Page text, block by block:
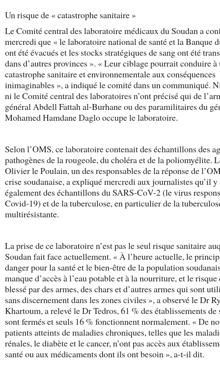
Un risque de « catastrophe sanitaire »
Le Comité central des laboratoire médicaux du Soudan a
mercredi que « le laboratoire national de santé et la Banque
ont été évacués et les stocks stratégiques de sang ont été
dans d’autres provinces ». « Leur ciblage pourrait conduire à
catastrophe sanitaire et environnementale aux conséquences
inimaginables », a indiqué le comité dans un communiqué.
ni le Comité central des laboratoires n’ont précisé qui de
général Abdell Fattah al-Burhane ou des paramilitaires du
Mohamed Hamdane Daglo occupe le laboratoire.
Selon l’OMS, ce laboratoire contenait des échantillons des
pathogènes de la rougeole, du choléra et de la poliomyélite.
Olivier le Poulain, un des responsables de la réponse de
crise soudanaise, a expliqué mercredi aux journalistes qu’il y
également des échantillons du SARS-CoV-2 (le virus
Covid-19) et de la tuberculose, en particulier de la
multirésistante.
La prise de ce laboratoire n’est pas le seul risque sanitaire
Soudan fait face actuellement. « À l’heure actuelle, le
danger pour la santé et le bien-être de la population
manque d’accès à l’eau potable et à la nourriture, et le risque
blessé par des armes, des chars et d’autres armes qui sont
sans discernement dans les zones civiles », a observé le Dr
Khartoum, a relevé le Dr Tedros, 61 % des établissements de
sont fermés et seuls 16 % fonctionnent normalement. « De
patients atteints de maladies chroniques, telles que les
rénales, le diabète et le cancer, n’ont pas accès aux
santé ou aux médicaments dont ils ont besoin », a-t-il dit.